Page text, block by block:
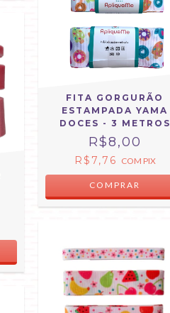
FITA GORGURÃO
ESTAMPADA YAMA
DOCES - 3 METROS
R$8,00
R$7,76 COM PIX
COMPRAR